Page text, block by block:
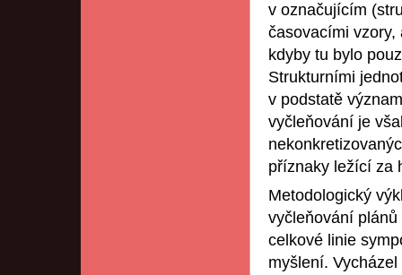
v označujícím
časovacími vzory,
kdyby tu bylo
Strukturními
v podstatě
vyčleňování je
příznaky ležící za
Metodologický
vyčleňování
celkové linie
myšlení.